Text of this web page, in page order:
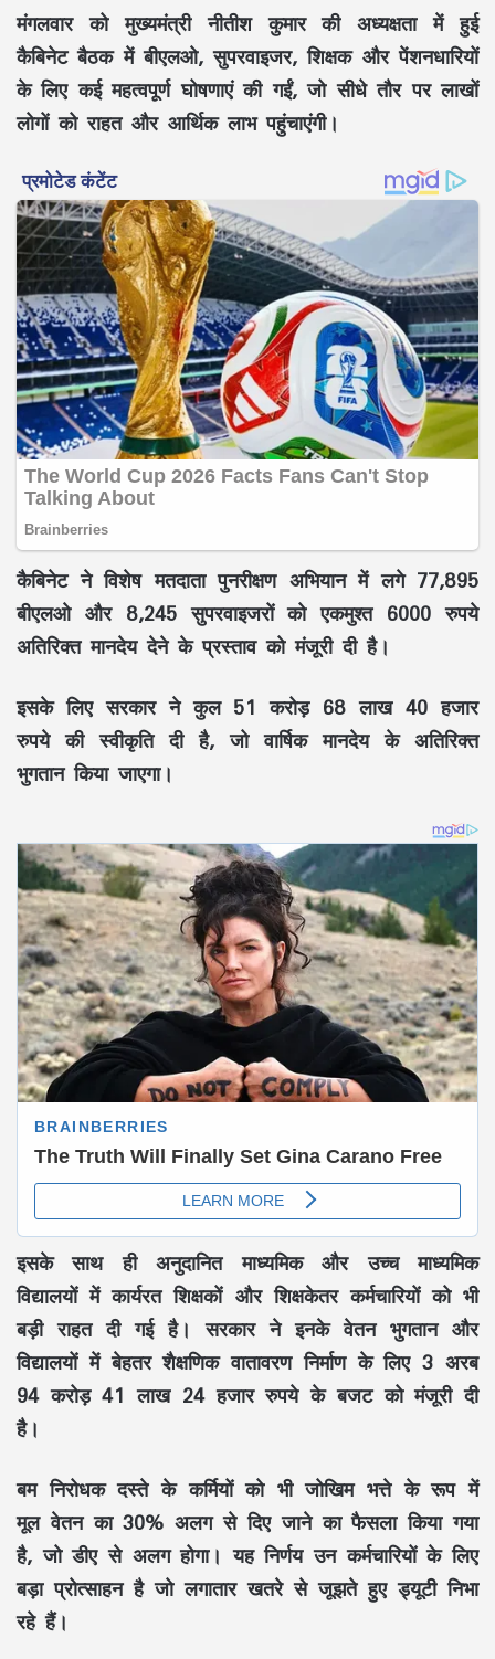
मंगलवार को मुख्यमंत्री नीतीश कुमार की अध्यक्षता में हुई
कैबिनेट बैठक में बीएलओ, सुपरवाइजर, शिक्षक और पेंशनधारियों
के लिए कई महत्वपूर्ण घोषणाएं की गईं, जो सीधे तौर पर लाखों
लोगों को राहत और आर्थिक लाभ पहुंचाएंगी।
कैबिनेट ने विशेष मतदाता पुनरीक्षण अभियान में लगे 77,895
बीएलओ और 8,245 सुपरवाइजरों को एकमुश्त 6000 रुपये
अतिरिक्त मानदेय देने के प्रस्ताव को मंजूरी दी है।
इसके लिए सरकार ने कुल 51 करोड़ 68 लाख 40 हजार
रुपये की स्वीकृति दी है, जो वार्षिक मानदेय के अतिरिक्त
भुगतान किया जाएगा।
इसके साथ ही अनुदानित माध्यमिक और उच्च माध्यमिक
विद्यालयों में कार्यरत शिक्षकों और शिक्षकेतर कर्मचारियों को भी
बड़ी राहत दी गई है। सरकार ने इनके वेतन भुगतान और
विद्यालयों में बेहतर शैक्षणिक वातावरण निर्माण के लिए 3 अरब
94 करोड़ 41 लाख 24 हजार रुपये के बजट को मंजूरी दी
है।
बम निरोधक दस्ते के कर्मियों को भी जोखिम भत्ते के रूप में
मूल वेतन का 30% अलग से दिए जाने का फैसला किया गया
है, जो डीए से अलग होगा। यह निर्णय उन कर्मचारियों के लिए
बड़ा प्रोत्साहन है जो लगातार खतरे से जूझते हुए ड्यूटी निभा
रहे हैं।